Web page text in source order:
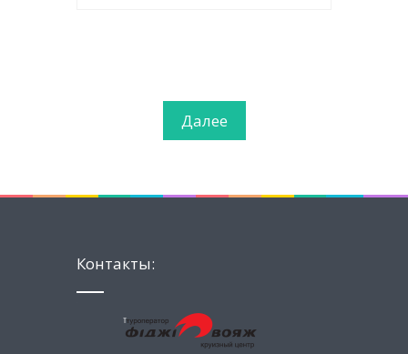
Далее
Контакты: